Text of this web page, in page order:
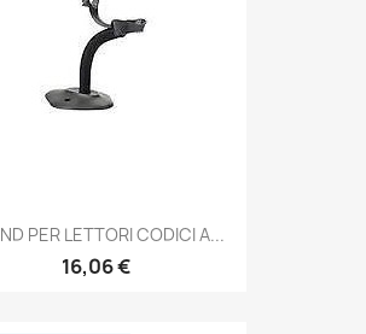
PER LETTORI CODICI A...
16,06 €